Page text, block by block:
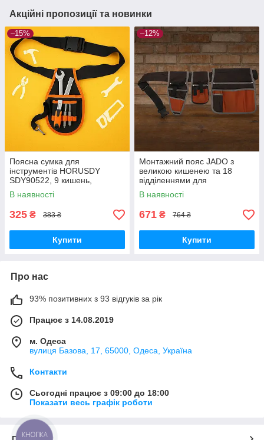
Акційні пропозиції та новинки
–15%
Поясна сумка для
інструментів HORUSDY
SDY90522, 9 кишень,
нейлонова, водостійка,
155×255 мм
В наявності
325 ₴ 383 ₴
Купити
–12%
Монтажний пояс JADO з
великою кишенею та 18
відділеннями для
інструментів, поліестер,
чорний/червоний
В наявності
671 ₴ 764 ₴
Купити
Про нас
93% позитивних з 93 відгуків за рік
Працює з 14.08.2019
м. Одеса
вулиця Базова, 17, 65000, Одеса, Україна
Контакти
Сьогодні працює з 09:00 до 18:00
Показати весь графік роботи
КНОПКА